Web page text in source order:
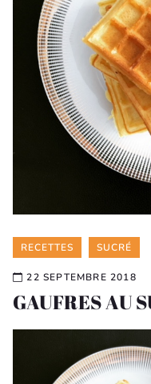
Categories
RECETTES SUCRÉ
22 SEPTEMBRE 2018
GAUFRES AU